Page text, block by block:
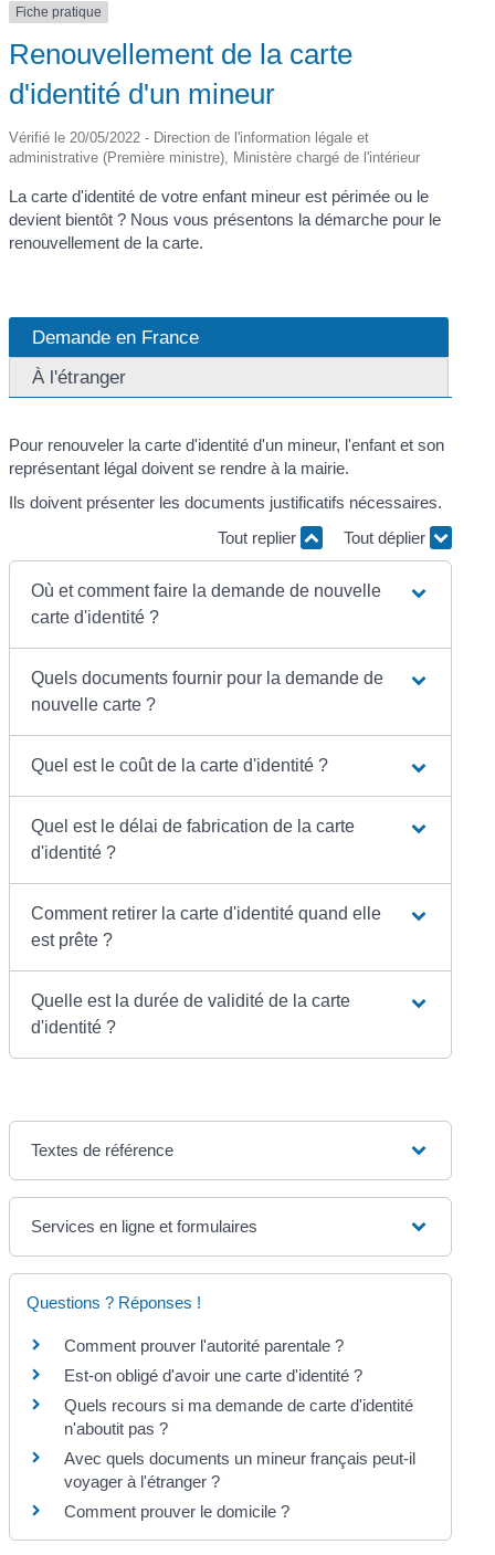
Fiche pratique
Renouvellement de la carte
d'identité d'un mineur
Vérifié le 20/05/2022 - Direction de l'information légale et
administrative (Première ministre), Ministère chargé de l'intérieur
La carte d'identité de votre enfant mineur est périmée ou le
devient bientôt ? Nous vous présentons la démarche pour le
renouvellement de la carte.
Demande en France
À l'étranger
Pour renouveler la carte d'identité d'un mineur, l'enfant et son
représentant légal doivent se rendre à la mairie.
Ils doivent présenter les documents justificatifs nécessaires.
Tout replier
Tout déplier
Où et comment faire la demande de nouvelle
carte d'identité ?
Quels documents fournir pour la demande de
nouvelle carte ?
Quel est le coût de la carte d'identité ?
Quel est le délai de fabrication de la carte
d'identité ?
Comment retirer la carte d'identité quand elle
est prête ?
Quelle est la durée de validité de la carte
d'identité ?
Textes de référence
Services en ligne et formulaires
Questions ? Réponses !
Comment prouver l'autorité parentale ?
Est-on obligé d'avoir une carte d'identité ?
Quels recours si ma demande de carte d'identité
n'aboutit pas ?
Avec quels documents un mineur français peut-il
voyager à l'étranger ?
Comment prouver le domicile ?